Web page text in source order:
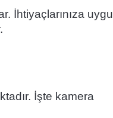
İhtiyaçlarınıza
İşte kamera